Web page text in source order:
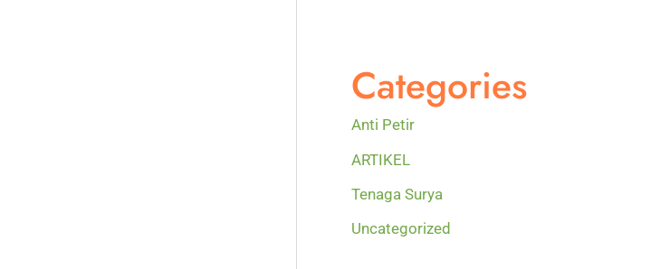
Categories
Anti Petir
ARTIKEL
Tenaga Surya
Uncategorized